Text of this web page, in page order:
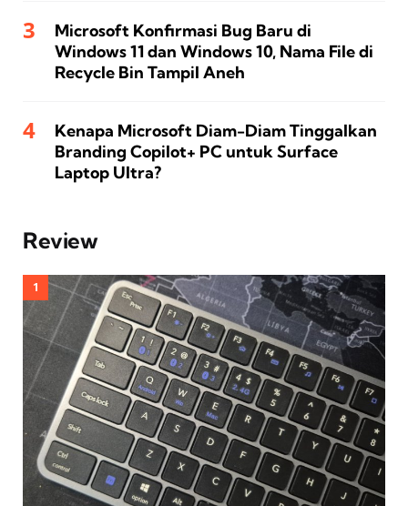
Microsoft Konfirmasi Bug Baru di
Windows 11 dan Windows 10, Nama File di
Recycle Bin Tampil Aneh
Kenapa Microsoft Diam-Diam Tinggalkan
Branding Copilot+ PC untuk Surface
Laptop Ultra?
Review